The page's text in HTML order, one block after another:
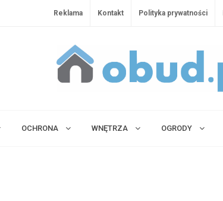
Reklama Kontakt Polityka prywatności
OCHRONA WNĘTRZA OGRODY